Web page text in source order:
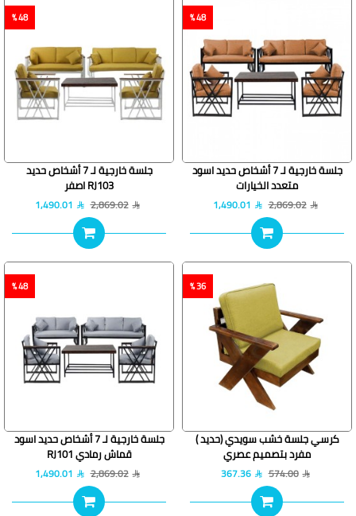
48 %
جلسة خارجية لـ 7 أشخاص حديد اسود
متعدد الخيارات
1,490.01 2,869.02
48 %
جلسة خارجية لـ 7 أشخاص حديد
RJ103 اصفر
1,490.01 2,869.02
36 %
كرسي جلسة خشب سويدي (حديد )
مفرد بتصميم عصري
367.36 574.00
48 %
جلسة خارجية لـ 7 أشخاص حديد اسود
قماش رمادي RJ101
1,490.01 2,869.02